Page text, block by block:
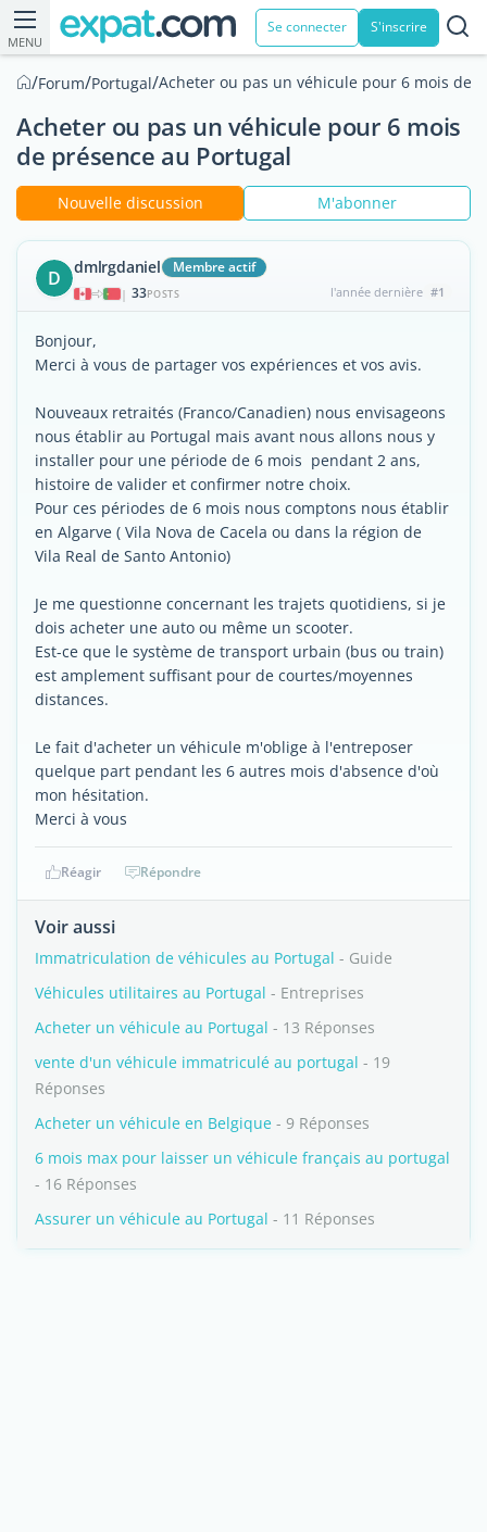
MENU
Se connecter S'inscrire
/Forum/Portugal/Acheter ou pas un véhicule pour 6 mois de
Acheter ou pas un véhicule pour 6 mois
de présence au Portugal
Nouvelle discussion M'abonner
D dmlrgdaniel Membre actif
| 33POSTS l'année dernière #1
Bonjour,
Merci à vous de partager vos expériences et vos avis.
Nouveaux retraités (Franco/Canadien) nous envisageons
nous établir au Portugal mais avant nous allons nous y
installer pour une période de 6 mois pendant 2 ans,
histoire de valider et confirmer notre choix.
Pour ces périodes de 6 mois nous comptons nous établir
en Algarve ( Vila Nova de Cacela ou dans la région de
Vila Real de Santo Antonio)
Je me questionne concernant les trajets quotidiens, si je
dois acheter une auto ou même un scooter.
Est-ce que le système de transport urbain (bus ou train)
est amplement suffisant pour de courtes/moyennes
distances.
Le fait d'acheter un véhicule m'oblige à l'entreposer
quelque part pendant les 6 autres mois d'absence d'où
mon hésitation.
Merci à vous
Réagir Répondre
Voir aussi
Immatriculation de véhicules au Portugal - Guide
Véhicules utilitaires au Portugal - Entreprises
Acheter un véhicule au Portugal - 13 Réponses
vente d'un véhicule immatriculé au portugal - 19
Réponses
Acheter un véhicule en Belgique - 9 Réponses
6 mois max pour laisser un véhicule français au portugal
- 16 Réponses
Assurer un véhicule au Portugal - 11 Réponses